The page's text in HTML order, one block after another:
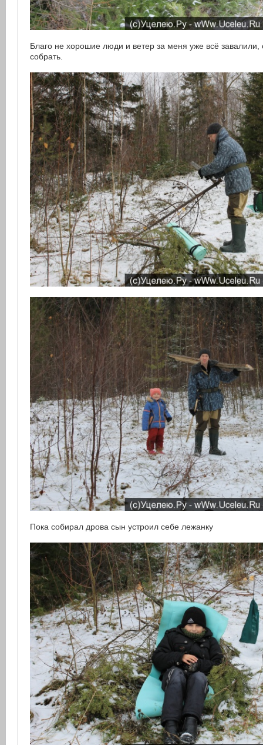
Благо не хорошие люди и ветер за меня уже всё завалили,
собрать.
Пока собирал дрова сын устроил себе лежанку